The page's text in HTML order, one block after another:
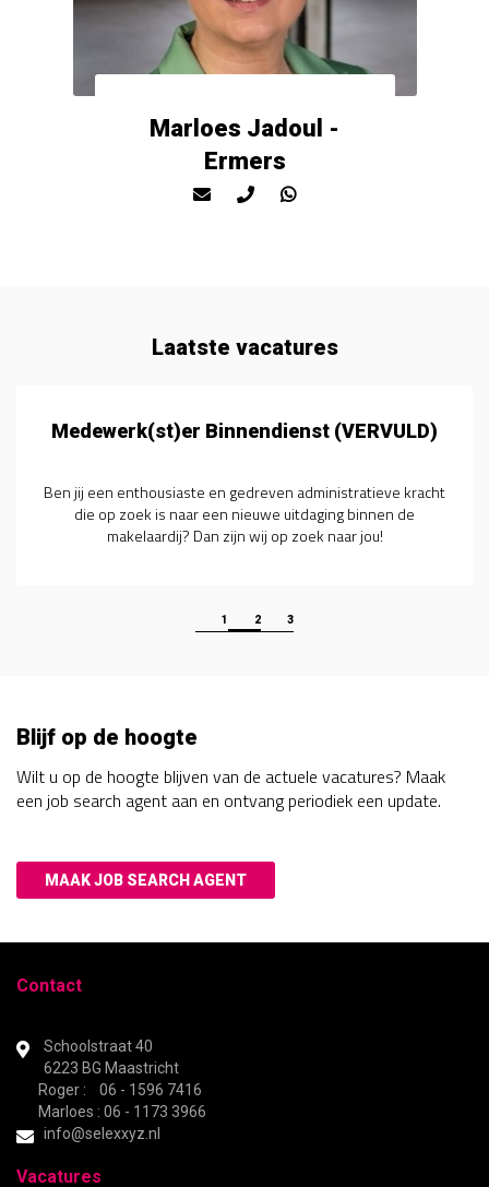
Marloes Jadoul -
Ermers
Laatste vacatures
Medewerk(st)er Binnendienst (VERVULD)
Ben jij een enthousiaste en gedreven administratieve kracht
die op zoek is naar een nieuwe uitdaging binnen de
makelaardij? Dan zijn wij op zoek naar jou!
1 2 3
Blijf op de hoogte
Wilt u op de hoogte blijven van de actuele vacatures? Maak
een job search agent aan en ontvang periodiek een update.
MAAK JOB SEARCH AGENT
Contact
Schoolstraat 40
6223 BG Maastricht
Roger : 06 - 1596 7416
Marloes : 06 - 1173 3966
info@selexxyz.nl
Vacatures